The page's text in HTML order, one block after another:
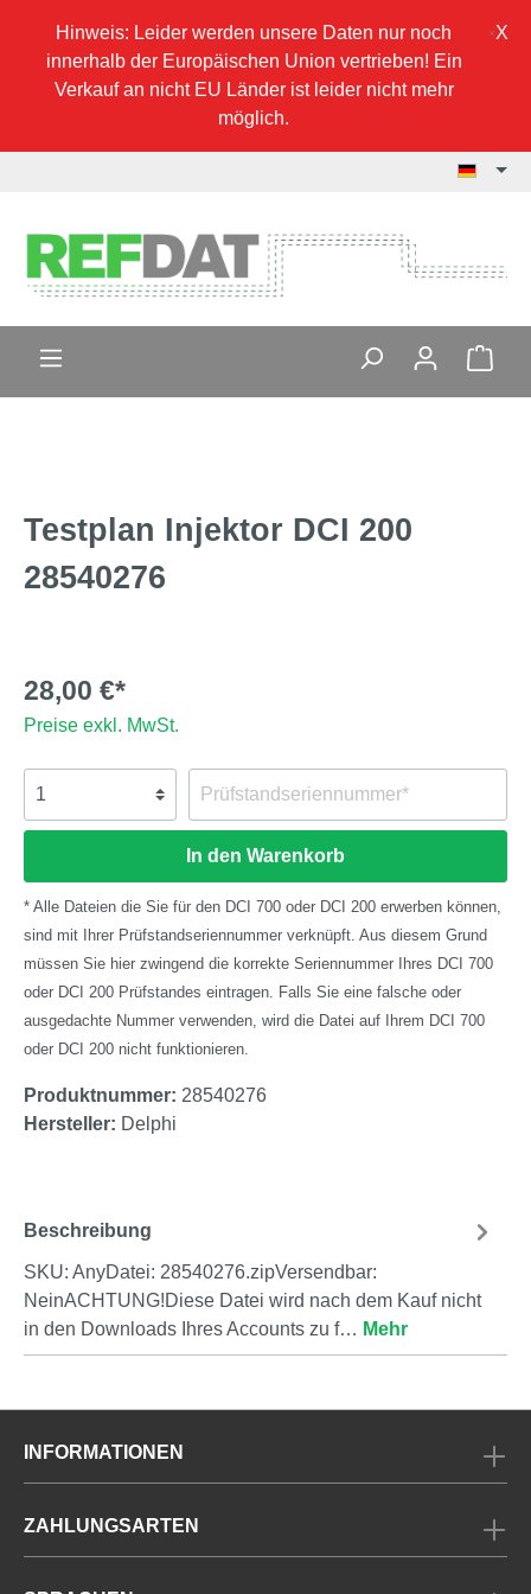
Hinweis: Leider werden unsere Daten nur noch
innerhalb der Europäischen Union vertrieben! Ein
Verkauf an nicht EU Länder ist leider nicht mehr
möglich.
Testplan Injektor DCI 200
28540276
28,00 €*
Preise exkl. MwSt.
In den Warenkorb
* Alle Dateien die Sie für den DCI 700 oder DCI 200 erwerben können,
sind mit Ihrer Prüfstandseriennummer verknüpft. Aus diesem Grund
müssen Sie hier zwingend die korrekte Seriennummer Ihres DCI 700
oder DCI 200 Prüfstandes eintragen. Falls Sie eine falsche oder
ausgedachte Nummer verwenden, wird die Datei auf Ihrem DCI 700
oder DCI 200 nicht funktionieren.
Produktnummer: 28540276
Hersteller: Delphi
Beschreibung
SKU: AnyDatei: 28540276.zipVersendbar:
NeinACHTUNG!Diese Datei wird nach dem Kauf nicht
in den Downloads Ihres Accounts zu f… Mehr
INFORMATIONEN
ZAHLUNGSARTEN